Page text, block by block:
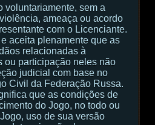
voluntariamente, sem a
ameaça ou acordo
com o Licenciante.
aceita plenamente que as
relacionadas à
ou participação neles não
judicial com base no
Civil da Federação Russa.
que as condições de
do Jogo, no todo ou
uso de sua versão